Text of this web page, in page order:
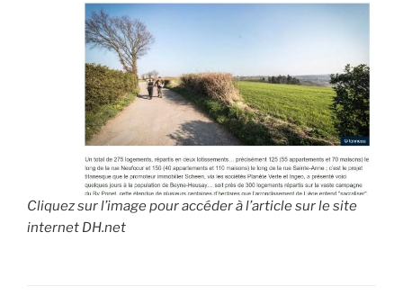
Cliquez sur l’image pouraccéder à l’article sur le site
internet DH.net